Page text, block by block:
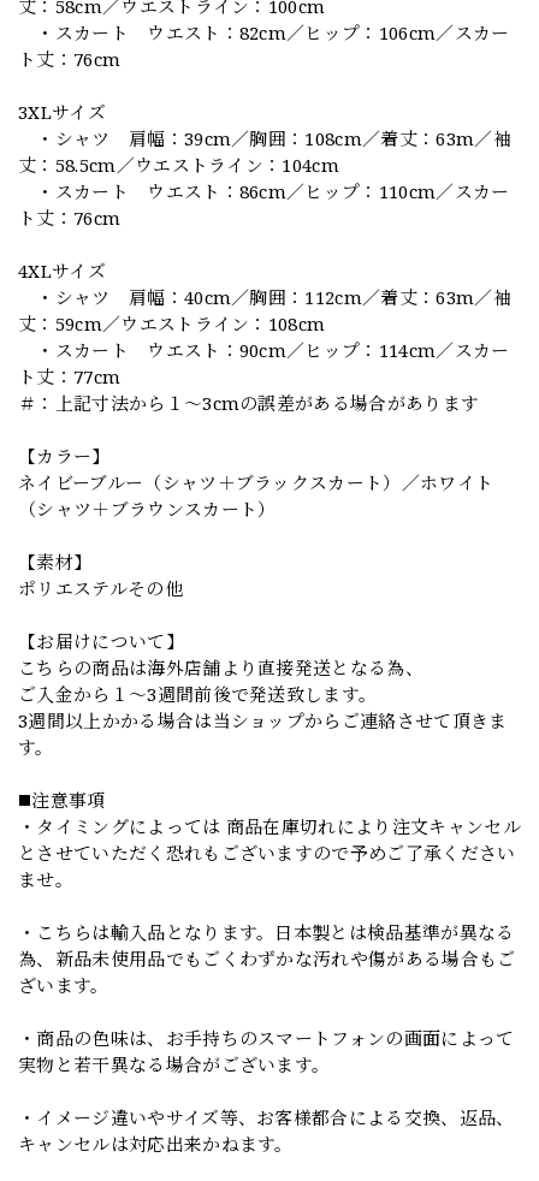
丈：58cm／ウエストライン：100cm
・スカート ウエスト：82cm／ヒップ：106cm／スカー
ト丈：76cm
3XLサイズ
・シャツ 肩幅：39cm／胸囲：108cm／着丈：63m／袖
丈：58.5cm／ウエストライン：104cm
・スカート ウエスト：86cm／ヒップ：110cm／スカー
ト丈：76cm
4XLサイズ
・シャツ 肩幅：40cm／胸囲：112cm／着丈：63m／袖
丈：59cm／ウエストライン：108cm
・スカート ウエスト：90cm／ヒップ：114cm／スカー
ト丈：77cm
＃：上記寸法から１～3cmの誤差がある場合があります
【カラー】
ネイビーブルー（シャツ＋ブラックスカート）／ホワイト
（シャツ＋ブラウンスカート）
【素材】
ポリエステルその他
【お届けについて】
こちらの商品は海外店舗より直接発送となる為、
ご入金から１～3週間前後で発送致します。
3週間以上かかる場合は当ショップからご連絡させて頂きま
す。
◼️注意事項
・タイミングによっては 商品在庫切れにより注文キャンセル
とさせていただく恐れもございますので予めご了承ください
ませ。
・こちらは輸入品となります。日本製とは検品基準が異なる
為、新品未使用品でもごくわずかな汚れや傷がある場合もご
ざいます。
・商品の色味は、お手持ちのスマートフォンの画面によって
実物と若干異なる場合がございます。
・イメージ違いやサイズ等、お客様都合による交換、返品、
キャンセルは対応出来かねます。